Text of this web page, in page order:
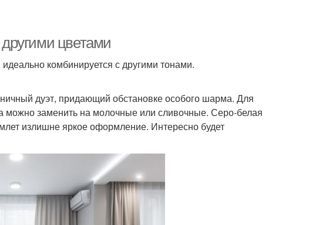
цветами
комбинируется с другими тонами.
дуэт, придающий обстановке особого шарма. Для
можно заменить на молочные или сливочные. Серо-белая
излишне яркое оформление. Интересно будет